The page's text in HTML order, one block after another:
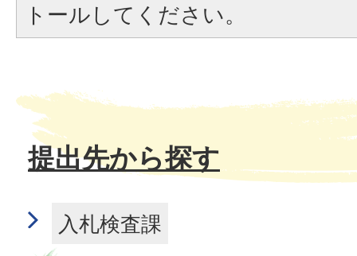
トールしてください。
提出先から探す
入札検査課